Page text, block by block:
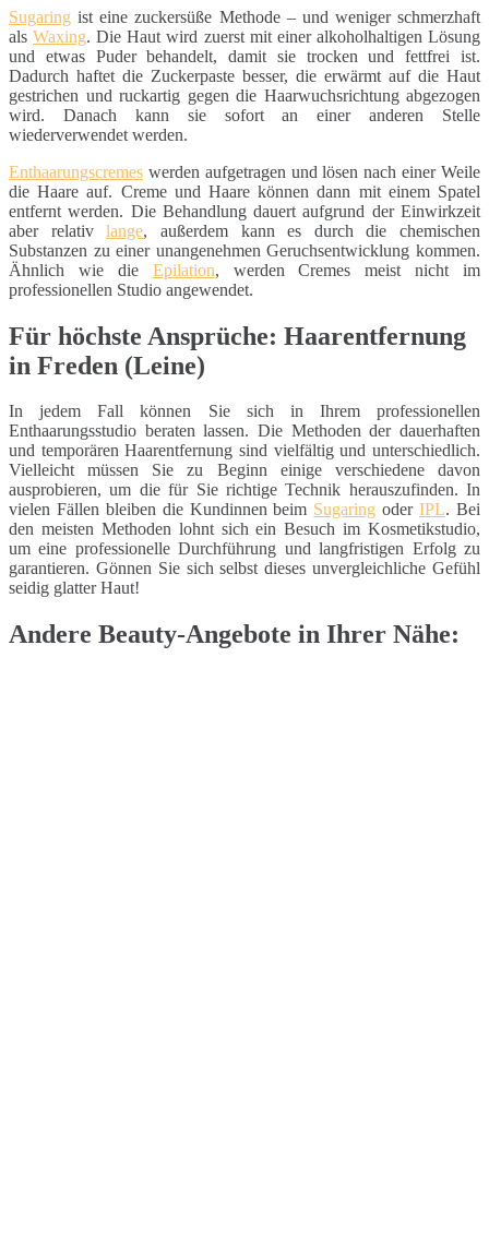
Sugaring ist eine zuckersüße Methode – und weniger schmerzhaft
alsWaxing. Die Haut wird zuerst mit einer alkoholhaltigen Lösung
und etwas Puder behandelt, damit sie trocken und fettfrei ist.
Dadurch haftet die Zuckerpaste besser, die erwärmt auf die Haut
gestrichen und ruckartig gegen die Haarwuchsrichtung abgezogen
wird. Danach kann sie sofort an einer anderen Stelle
wiederverwendet werden.
Enthaarungscremes werden aufgetragen und lösen nach einer Weile
die Haare auf. Creme und Haare können dann mit einem Spatel
entfernt werden. Die Behandlung dauert aufgrund der Einwirkzeit
aber relativlange, außerdem kann es durch die chemischen
Substanzen zu einer unangenehmen Geruchsentwicklung kommen.
Ähnlich wie die Epilation, werden Cremes meist nicht im
professionellen Studio angewendet.
Für höchste Ansprüche: Haarentfernung
in Freden (Leine)
In jedem Fall können Sie sich in Ihrem professionellen
Enthaarungsstudio beraten lassen. Die Methoden der dauerhaften
und temporären Haarentfernung sind vielfältig und unterschiedlich.
Vielleicht müssen Sie zu Beginn einige verschiedene davon
ausprobieren, um die für Sie richtige Technik herauszufinden. In
vielen Fällen bleiben die Kundinnen beim Sugaring oderIPL. Bei
den meisten Methoden lohnt sich ein Besuch im Kosmetikstudio,
um eine professionelle Durchführung und langfristigen Erfolg zu
garantieren. Gönnen Sie sich selbst dieses unvergleichliche Gefühl
seidig glatter Haut!
Andere Beauty-Angebote in Ihrer Nähe: